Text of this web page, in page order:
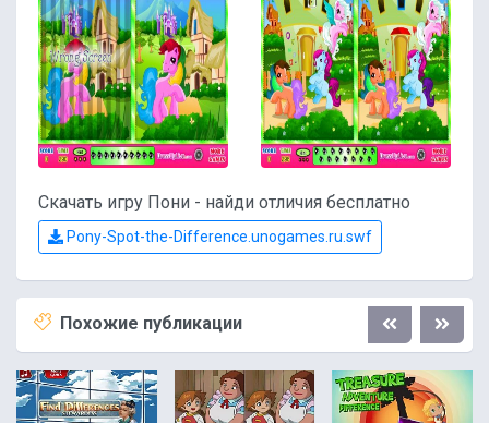
Скачать игру Пони - найди отличия бесплатно
Pony-Spot-the-Difference.unogames.ru.swf
Похожие публикации